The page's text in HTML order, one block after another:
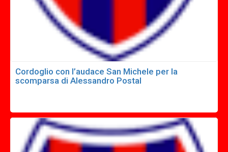
Cordoglio con l’audace San Michele per la
scomparsa di Alessandro Postal